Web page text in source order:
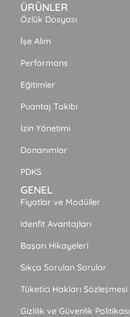
ÜRÜNLER
Özlük Dosyası
İşe Alım
Performans
Eğitimler
Puantaj Takibi
İzin Yönetimi
Donanımlar
PDKS
GENEL
Fiyatlar ve Modüller
idenfit Avantajları
Başarı Hikayeleri
Sıkça Sorulan Sorular
Tüketici Hakları Sözleşmesi
Gizlilik ve Güvenlik Politikası